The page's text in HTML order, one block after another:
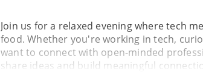
Join us for a relaxed evening where tech
food. Whether you're working in tech,
want to connect with open-minded
share ideas and build meaningful